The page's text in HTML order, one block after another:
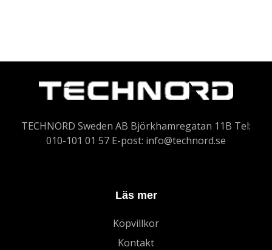
TECHNORD Sweden AB Björkhamregatan 11B Tel:
010-101 01 57 E-post: info@technord.se
Läs mer
Köpvillkor
Kontakt